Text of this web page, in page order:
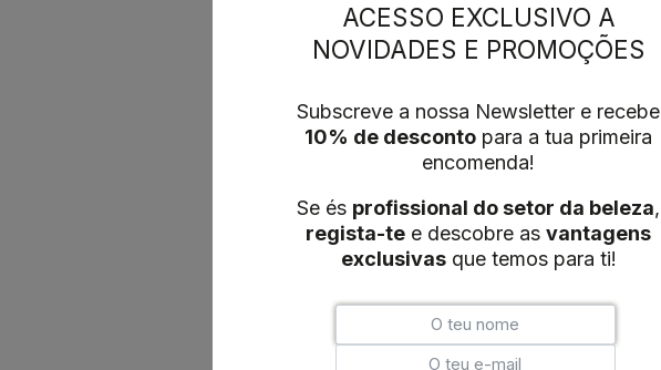
ACESSO EXCLUSIVO A
NOVIDADES E PROMOÇÕES
Subscreve a nossa Newsletter e recebe
10% de desconto para a tua primeira
encomenda!
Se és profissional do setor da beleza,
regista-te e descobre as vantagens
exclusivasque temos para ti!